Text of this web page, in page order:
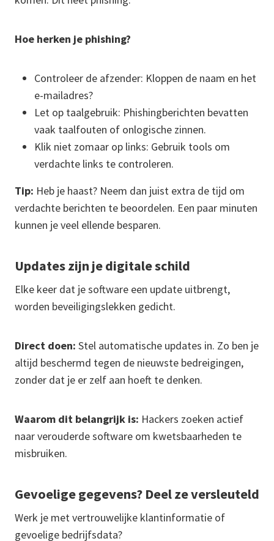
Hoe herken je phishing?
Controleer de afzender: Kloppen de naam en het
e-mailadres?
Let op taalgebruik: Phishingberichten bevatten
vaak taalfouten of onlogische zinnen.
Klik niet zomaar op links: Gebruik tools om
verdachte links te controleren.
Tip: Heb je haast? Neem dan juist extra de tijd om
verdachte berichten te beoordelen. Een paar minuten
kunnen je veel ellende besparen.
Updates zijn je digitale schild
Elke keer dat je software een update uitbrengt,
worden beveiligingslekken gedicht.
Direct doen: Stel automatische updates in. Zo ben je
altijd beschermd tegen de nieuwste bedreigingen,
zonder dat je er zelf aan hoeft te denken.
Waarom dit belangrijk is: Hackers zoeken actief
naar verouderde software om kwetsbaarheden te
misbruiken.
Gevoelige gegevens? Deel ze versleuteld
Werk je met vertrouwelijke klantinformatie of
gevoelige bedrijfsdata?